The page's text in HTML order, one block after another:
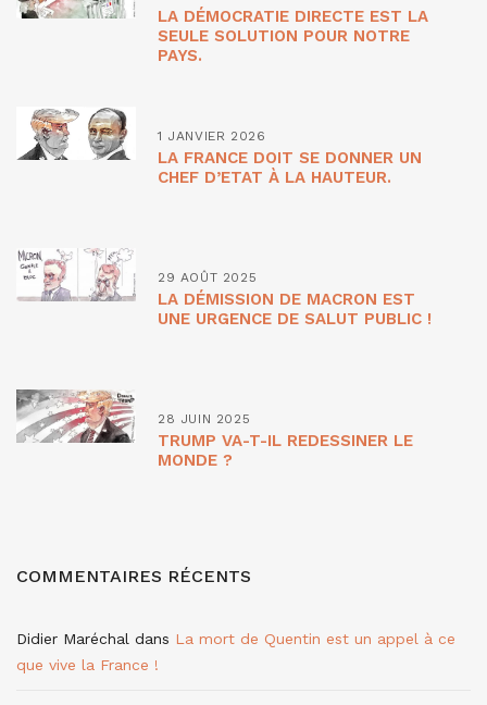
LA DÉMOCRATIE DIRECTE EST LA
SEULE SOLUTION POUR NOTRE
PAYS.
1 JANVIER 2026
LA FRANCE DOIT SE DONNER UN
CHEF D’ETAT À LA HAUTEUR.
29 AOÛT 2025
LA DÉMISSION DE MACRON EST
UNE URGENCE DE SALUT PUBLIC !
28 JUIN 2025
TRUMP VA-T-IL REDESSINER LE
MONDE ?
COMMENTAIRES RÉCENTS
Didier Maréchal dans La mort de Quentin est un appel à ce
que vive la France !